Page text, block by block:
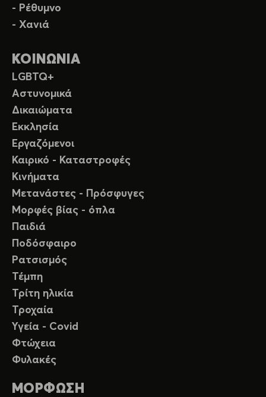
- Ρέθυμνο
- Χανιά
ΚΟΙΝΩΝΙΑ
LGBTQ+
Αστυνομικά
Δικαιώματα
Εκκλησία
Εργαζόμενοι
Καιρικό - Καταστροφές
Κινήματα
Μετανάστες - Πρόσφυγες
Μορφές βίας - όπλα
Παιδιά
Ποδόσφαιρο
Ρατσισμός
Τέμπη
Τρίτη ηλικία
Τροχαία
Υγεία - Covid
Φτώχεια
Φυλακές
ΜΟΡΦΩΣΗ